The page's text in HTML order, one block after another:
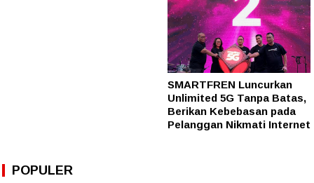
SMARTFREN Luncurkan
Unlimited 5G Tanpa Batas,
Berikan Kebebasan pada
Pelanggan Nikmati Internet
POPULER